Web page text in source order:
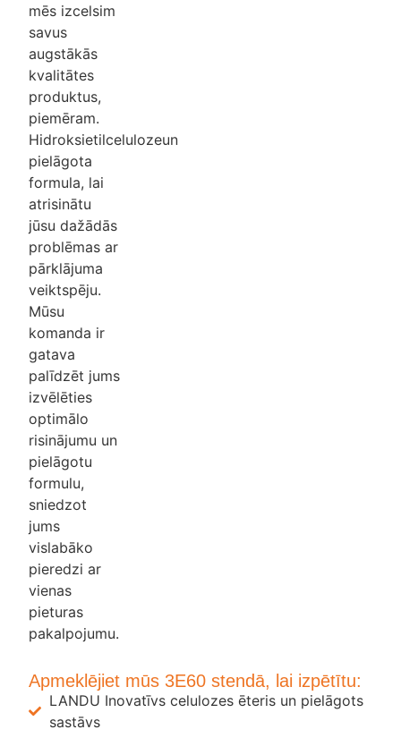
mēs izcelsim
savus
augstākās
kvalitātes
produktus,
piemēram.
Hidroksietilcelulozeun
pielāgota
formula, lai
atrisinātu
jūsu dažādās
problēmas ar
pārklājuma
veiktspēju.
Mūsu
komanda ir
gatava
palīdzēt jums
izvēlēties
optimālo
risinājumu un
pielāgotu
formulu,
sniedzot
jums
vislabāko
pieredzi ar
vienas
pieturas
pakalpojumu.
Apmeklējiet mūs 3E60 stendā, lai izpētītu:
LANDU Inovatīvs celulozes ēteris un pielāgots
sastāvs